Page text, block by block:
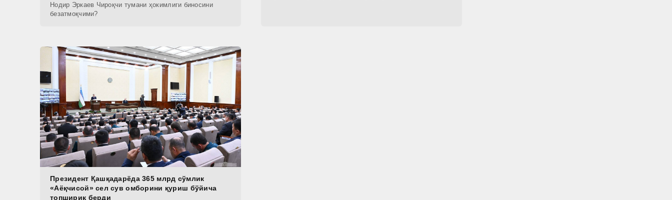
Нодир Эркаев Чироқчи тумани ҳокимлиги биносини
безатмоқчими?
Президент Қашқадарёда 365 млрд сўмлик
«Аёқчисой» сел сув омборини қуриш бўйича
топшириқ берди